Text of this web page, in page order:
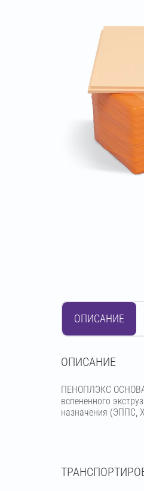
ОПИСАНИЕ
OПИСАНИЕ
ПЕНОПЛЭКС ОСНОВА
вспененного
назначения (ЭППС,